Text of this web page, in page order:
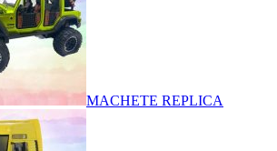
MACHETE REPLICA